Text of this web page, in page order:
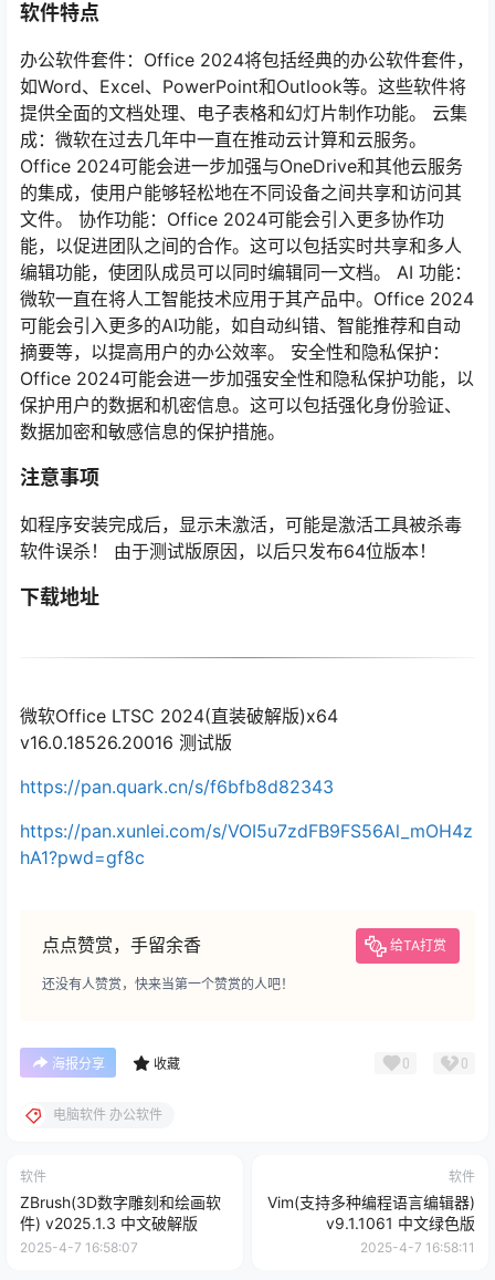
软件特点
办公软件套件：Office 2024将包括经典的办公软件套件，
如Word、Excel、PowerPoint和Outlook等。这些软件将
提供全面的文档处理、电子表格和幻灯片制作功能。 云集
成：微软在过去几年中一直在推动云计算和云服务。
Office 2024可能会进一步加强与OneDrive和其他云服务
的集成，使用户能够轻松地在不同设备之间共享和访问其
文件。 协作功能：Office 2024可能会引入更多协作功
能，以促进团队之间的合作。这可以包括实时共享和多人
编辑功能，使团队成员可以同时编辑同一文档。 AI 功能：
微软一直在将人工智能技术应用于其产品中。Office 2024
可能会引入更多的AI功能，如自动纠错、智能推荐和自动
摘要等，以提高用户的办公效率。 安全性和隐私保护：
Office 2024可能会进一步加强安全性和隐私保护功能，以
保护用户的数据和机密信息。这可以包括强化身份验证、
数据加密和敏感信息的保护措施。
注意事项
如程序安装完成后，显示未激活，可能是激活工具被杀毒
软件误杀！ 由于测试版原因，以后只发布64位版本！
下载地址
微软Office LTSC 2024(直装破解版)x64
v16.0.18526.20016 测试版
https://pan.quark.cn/s/f6bfb8d82343
https://pan.xunlei.com/s/VOI5u7zdFB9FS56Al_mOH4z
hA1?pwd=gf8c
点点赞赏，手留余香 给TA打赏
还没有人赞赏，快来当第一个赞赏的人吧！
海报分享 收藏 0 0
电脑软件 办公软件
软件
ZBrush(3D数字雕刻和绘画软
件) v2025.1.3 中文破解版
2025-4-7 16:58:07
软件
Vim(支持多种编程语言编辑器)
v9.1.1061 中文绿色版
2025-4-7 16:58:11